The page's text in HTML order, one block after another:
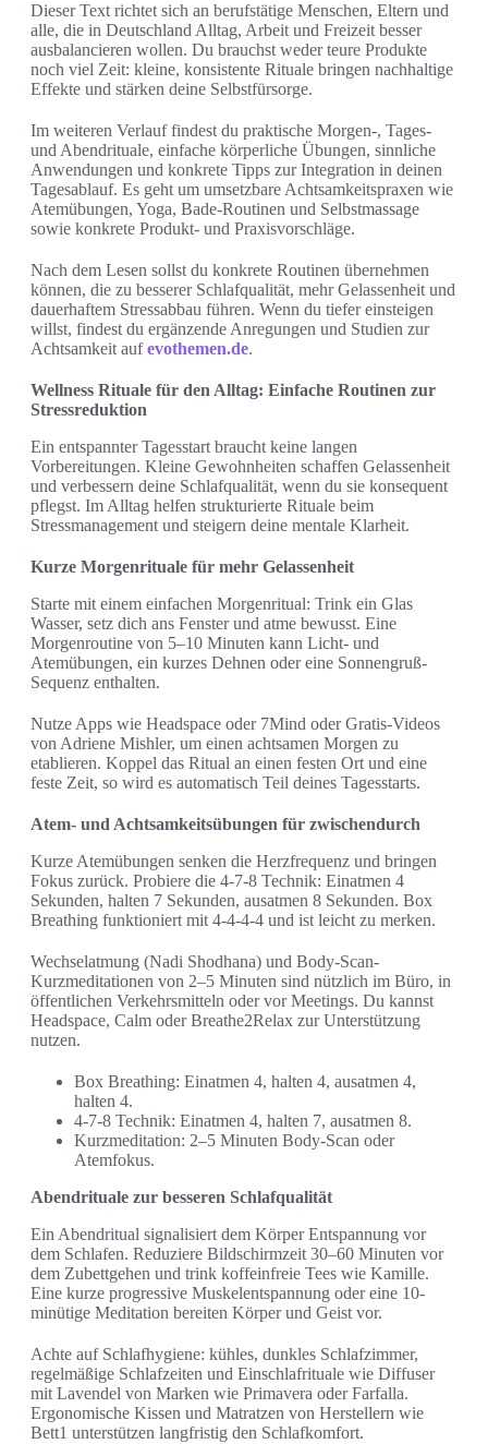
Dieser Text richtet sich an berufstätige Menschen, Eltern und
alle, die in Deutschland Alltag, Arbeit und Freizeit besser
ausbalancieren wollen. Du brauchst weder teure Produkte
noch viel Zeit: kleine, konsistente Rituale bringen nachhaltige
Effekte und stärken deine Selbstfürsorge.
Im weiteren Verlauf findest du praktische Morgen‑, Tages‑
und Abendrituale, einfache körperliche Übungen, sinnliche
Anwendungen und konkrete Tipps zur Integration in deinen
Tagesablauf. Es geht um umsetzbare Achtsamkeitspraxen wie
Atemübungen, Yoga, Bade‑Routinen und Selbstmassage
sowie konkrete Produkt‑ und Praxisvorschläge.
Nach dem Lesen sollst du konkrete Routinen übernehmen
können, die zu besserer Schlafqualität, mehr Gelassenheit und
dauerhaftem Stressabbau führen. Wenn du tiefer einsteigen
willst, findest du ergänzende Anregungen und Studien zur
Achtsamkeit aufevothemen.de.
Wellness Rituale für den Alltag: Einfache Routinen zur
Stressreduktion
Ein entspannter Tagesstart braucht keine langen
Vorbereitungen. Kleine Gewohnheiten schaffen Gelassenheit
und verbessern deine Schlafqualität, wenn du sie konsequent
pflegst. Im Alltag helfen strukturierte Rituale beim
Stressmanagement und steigern deine mentale Klarheit.
Kurze Morgenrituale für mehr Gelassenheit
Starte mit einem einfachen Morgenritual: Trink ein Glas
Wasser, setz dich ans Fenster und atme bewusst. Eine
Morgenroutine von 5–10 Minuten kann Licht- und
Atemübungen, ein kurzes Dehnen oder eine Sonnengruß-
Sequenz enthalten.
Nutze Apps wie Headspace oder 7Mind oder Gratis-Videos
von Adriene Mishler, um einen achtsamen Morgen zu
etablieren. Koppel das Ritual an einen festen Ort und eine
feste Zeit, so wird es automatisch Teil deines Tagesstarts.
Atem- und Achtsamkeitsübungen für zwischendurch
Kurze Atemübungen senken die Herzfrequenz und bringen
Fokus zurück. Probiere die 4-7-8 Technik: Einatmen 4
Sekunden, halten 7 Sekunden, ausatmen 8 Sekunden. Box
Breathing funktioniert mit 4-4-4-4 und ist leicht zu merken.
Wechselatmung (Nadi Shodhana) und Body-Scan-
Kurzmeditationen von 2–5 Minuten sind nützlich im Büro, in
öffentlichen Verkehrsmitteln oder vor Meetings. Du kannst
Headspace, Calm oder Breathe2Relax zur Unterstützung
nutzen.
Box Breathing: Einatmen 4, halten 4, ausatmen 4,
halten 4.
4-7-8 Technik: Einatmen 4, halten 7, ausatmen 8.
Kurzmeditation: 2–5 Minuten Body-Scan oder
Atemfokus.
Abendrituale zur besseren Schlafqualität
Ein Abendritual signalisiert dem Körper Entspannung vor
dem Schlafen. Reduziere Bildschirmzeit 30–60 Minuten vor
dem Zubettgehen und trink koffeinfreie Tees wie Kamille.
Eine kurze progressive Muskelentspannung oder eine 10-
minütige Meditation bereiten Körper und Geist vor.
Achte auf Schlafhygiene: kühles, dunkles Schlafzimmer,
regelmäßige Schlafzeiten und Einschlafrituale wie Diffuser
mit Lavendel von Marken wie Primavera oder Farfalla.
Ergonomische Kissen und Matratzen von Herstellern wie
Bett1 unterstützen langfristig den Schlafkomfort.